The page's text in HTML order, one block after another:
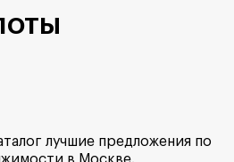
лучшие предложения по